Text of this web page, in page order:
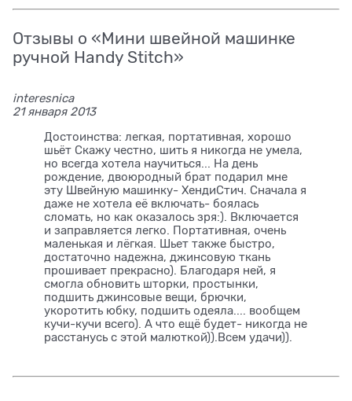
Отзывы о «Мини швейной машинке
ручной Handy Stitch»
interesnica
21 января 2013
Достоинства: легкая, портативная, хорошо
шьёт Скажу честно, шить я никогда не умела,
но всегда хотела научиться... На день
рождение, двоюродный брат подарил мне
эту Швейную машинку- ХендиСтич. Сначала я
даже не хотела её включать- боялась
сломать, но как оказалось зря:). Включается
и заправляется легко. Портативная, очень
маленькая и лёгкая. Шьет также быстро,
достаточно надежна, джинсовую ткань
прошивает прекрасно). Благодаря ней, я
смогла обновить шторки, простынки,
подшить джинсовые вещи, брючки,
укоротить юбку, подшить одеяла.... вообщем
кучи-кучи всего). А что ещё будет- никогда не
расстанусь с этой малюткой)).Всем удачи)).